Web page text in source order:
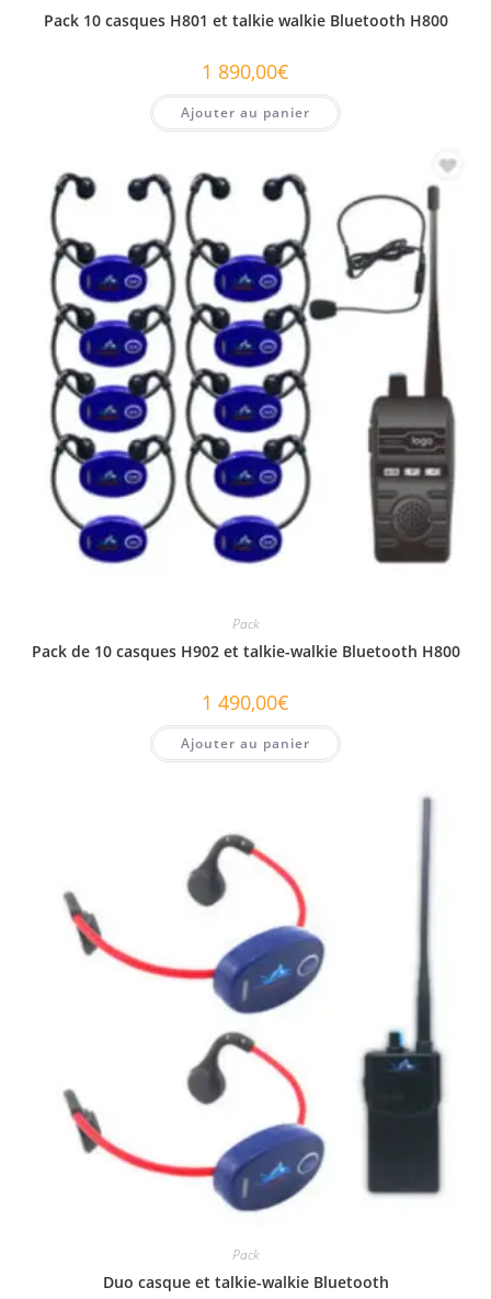
Pack 10 casques H801 et talkie walkie Bluetooth H800
1 890,00€
Ajouter au panier
Pack
Pack de 10 casques H902 et talkie-walkie Bluetooth H800
1 490,00€
Ajouter au panier
Pack
Duo casque et talkie-walkie Bluetooth